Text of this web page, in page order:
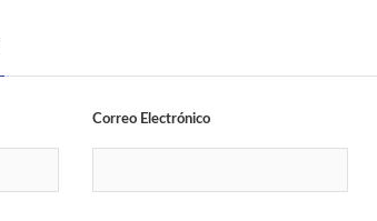
Correo Electrónico